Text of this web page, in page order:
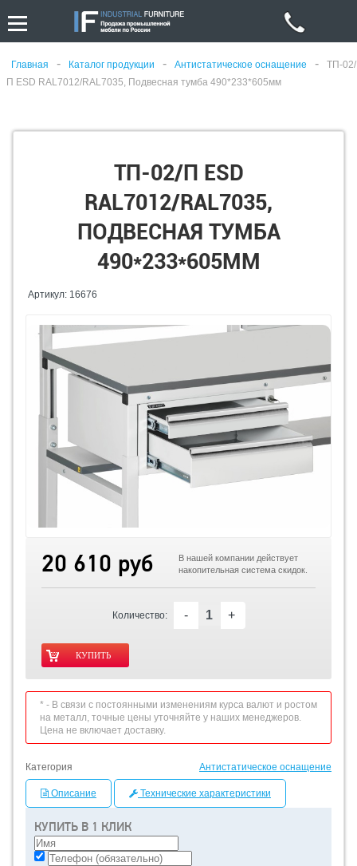
Главная - Каталог продукции - Антистатическое оснащение -
ТП-02/
П ESD RAL7012/RAL7035, Подвесная тумба 490*233*605мм
ТП-02/П ESD
RAL7012/RAL7035,
ПОДВЕСНАЯ ТУМБА
490*233*605ММ
Артикул: 16676
КУПИТЬ В 1 КЛИК
20 610 руб
В нашей компании действует
накопительная система скидок.
Количество: - +
* - В связи с постоянными изменениям курса валют и ростом
на металл, точные цены уточняйте у наших менеджеров.
Цена не включает доставку.
Категория Антистатическое оснащение
Описание Технические характеристики